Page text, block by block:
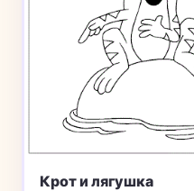
Крот и лягушка